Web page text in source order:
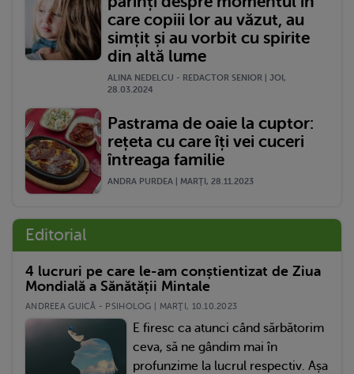
care copiii lor au văzut, au
simțit și au vorbit cu spirite
din altă lume
ALINA NEDELCU - REDACTOR SENIOR | JOI,
28.03.2024
Pastrama de oaie la cuptor:
rețeta cu care îți vei cuceri
întreaga familie
ANDRA PURDEA | MARŢI, 28.11.2023
Editorial
4 lucruri pe care le-am conștientizat de Ziua
Mondială a Sănătății Mintale
ANDREEA GUICĂ - PSIHOLOG | MARŢI, 10.10.2023
E firesc ca atunci când sărbătorim
ceva, să ne gândim mai în
profunzime la lucrul respectiv. Așa